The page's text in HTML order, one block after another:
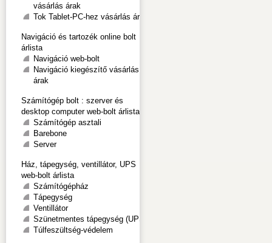
vásárlás árak
Tok Tablet-PC-hez vásárlás árak
Navigáció és tartozék online bolt
árlista
Navigáció web-bolt
Navigáció kiegészítő vásárlás
árak
Számítógép bolt : szerver és
desktop computer web-bolt árlista
Számítógép asztali
Barebone
Server
Ház, tápegység, ventillátor, UPS
web-bolt árlista
Számítógépház
Tápegység
Ventillátor
Szünetmentes tápegység (UPS)
Túlfeszültség-védelem